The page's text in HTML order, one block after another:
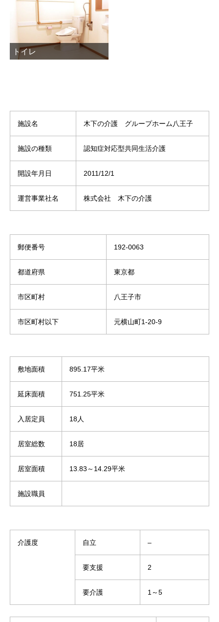
トイレ
施設名 木下の介護 グループホーム八王子
施設の種類 認知症対応型共同生活介護
開設年月日 2011/12/1
運営事業社名 株式会社 木下の介護
郵便番号 192-0063
都道府県 東京都
市区町村 八王子市
市区町村以下 元横山町1-20-9
敷地面積 895.17平米
延床面積 751.25平米
入居定員 18人
居室総数 18居
居室面積 13.83～14.29平米
施設職員
介護度 自立 –
要支援 2
要介護 1～5